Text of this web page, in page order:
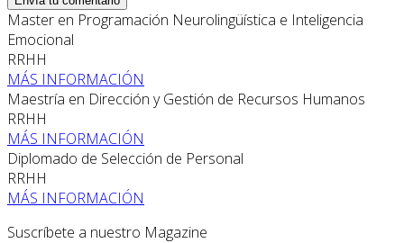
Master en Programación Neurolingüística e Inteligencia
Emocional
RRHH
MÁS INFORMACIÓN
Maestría en Dirección y Gestión de Recursos Humanos
RRHH
MÁS INFORMACIÓN
Diplomado de Selección de Personal
RRHH
MÁS INFORMACIÓN
Suscríbete a nuestro Magazine